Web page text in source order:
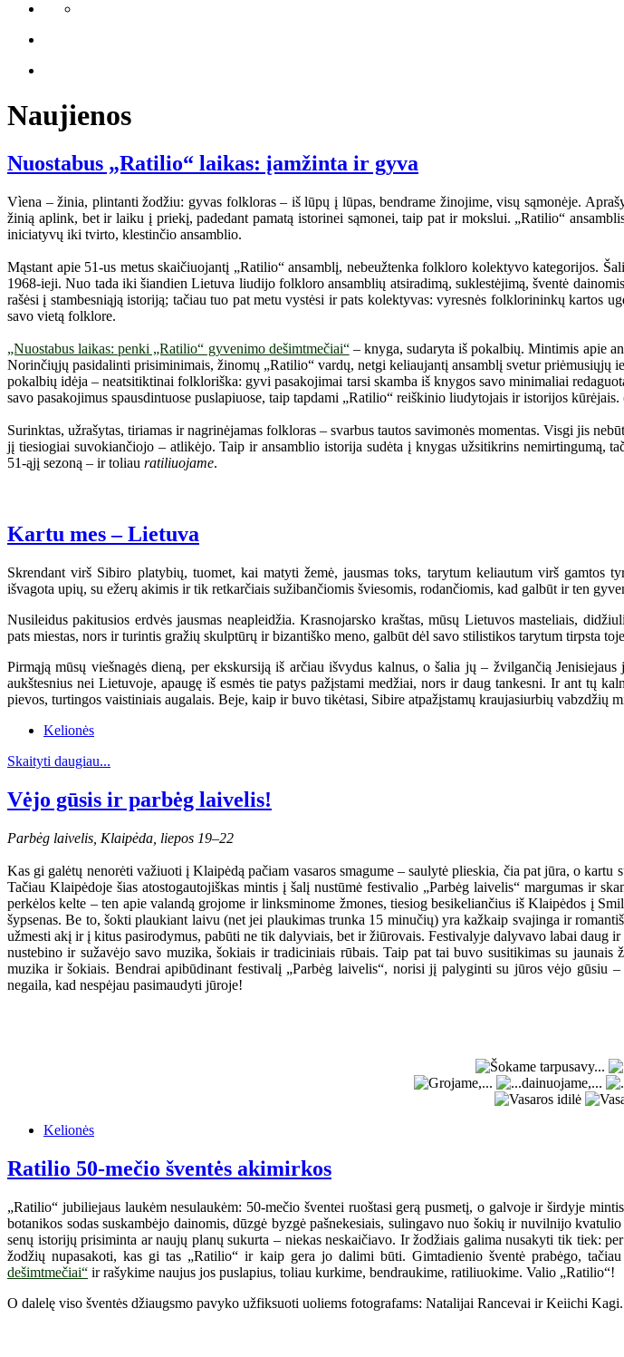
Naujienos
Nuostabus „Ratilio“ laikas: įamžinta ir gyva
Vìena – žinia, plintanti žodžiu: gyvas folkloras – iš lūpų į lūpas, bendrame žinojime, visų sąmonėje.
žinią aplink, bet ir laiku į priekį, padedant pamatą istorinei sąmonei, taip pat ir mokslui. „Ratilio“
iniciatyvų iki tvirto, klestinčio ansamblio.
Mąstant apie 51-us metus skaičiuojantį „Ratilio“ ansamblį, nebeužtenka folkloro kolektyvo kategorijos.
1968-ieji. Nuo tada iki šiandien Lietuva liudijo folkloro ansamblių atsiradimą, suklestėjimą, šventė
rašėsi į stambesniąją istoriją; tačiau tuo pat metu vystėsi ir pats kolektyvas: vyresnės folklorininkų kartos
savo vietą folklore.
„Nuostabus laikas: penki „Ratilio“ gyvenimo dešimtmečiai“– knyga, sudaryta iš pokalbių. Mintimis apie
Norinčiųjų pasidalinti prisiminimais, žinomų „Ratilio“ vardų, netgi keliaujantį ansamblį svetur priėmusiųjų
pokalbių idėja – neatsitiktinai folkloriška: gyvi pasakojimai tarsi skamba iš knygos savo minimaliai
savo pasakojimus spausdintuose puslapiuose, taip tapdami „Ratilio“ reiškinio liudytojais ir istorijos
Surinktas, užrašytas, tiriamas ir nagrinėjamas folkloras – svarbus tautos savimonės momentas. Visgi jis
jį tiesiogiai suvokiančiojo – atlikėjo. Taip ir ansamblio istorija sudėta į knygas užsitikrins nemirtingumą,
51-ąjį sezoną – ir toliau ratiliuojame.
Kartu mes – Lietuva
Skrendant virš Sibiro platybių, tuomet, kai matyti žemė, jausmas toks, tarytum keliautum virš
išvagota upių, su ežerų akimis ir tik retkarčiais sužibančiomis šviesomis, rodančiomis, kad galbūt ir ten
Nusileidus pakitusios erdvės jausmas neapleidžia. Krasnojarsko kraštas, mūsų Lietuvos masteliais,
pats miestas, nors ir turintis gražių skulptūrų ir bizantiško meno, galbūt dėl savo stilistikos tarytum tirpsta
Pirmąją mūsų viešnagės dieną, per ekskursiją iš arčiau išvydus kalnus, o šalia jų – žvilgančią
aukštesnius nei Lietuvoje, apaugę iš esmės tie patys pažįstami medžiai, nors ir daug tankesni. Ir ant tų
pievos, turtingos vaistiniais augalais. Beje, kaip ir buvo tikėtasi, Sibire atpažįstamų kraujasiurbių vabzdžių
Kelionės
Skaityti daugiau...
Vėjo gūsis ir parbėg laivelis!
Parbėg laivelis, Klaipėda, liepos 19–22
Kas gi galėtų nenorėti važiuoti į Klaipėdą pačiam vasaros smagume – saulytė plieskia, čia pat jūra, o
Tačiau Klaipėdoje šias atostogautojiškas mintis į šalį nustūmė festivalio „Parbėg laivelis“ margumas ir
perkėlos kelte – ten apie valandą grojome ir linksminome žmones, tiesiog besikeliančius iš Klaipėdos į
šypsenas. Be to, šokti plaukiant laivu (net jei plaukimas trunka 15 minučių) yra kažkaip svajinga ir
užmesti akį ir į kitus pasirodymus, pabūti ne tik dalyviais, bet ir žiūrovais. Festivalyje dalyvavo labai
nustebino ir sužavėjo savo muzika, šokiais ir tradiciniais rūbais. Taip pat tai buvo susitikimas su
muzika ir šokiais. Bendrai apibūdinant festivalį „Parbėg laivelis“, norisi jį palyginti su jūros vėjo
negaila, kad nespėjau pasimaudyti jūroje!
Kelionės
Ratilio 50-mečio šventės akimirkos
„Ratilio“ jubiliejaus laukėm nesulaukėm: 50-mečio šventei ruoštasi gerą pusmetį, o galvoje ir širdyje
botanikos sodas suskambėjo dainomis, dūzgė byzgė pašnekesiais, sulingavo nuo šokių ir nuvilnijo
senų istorijų prisiminta ar naujų planų sukurta – niekas neskaičiavo. Ir žodžiais galima nusakyti tik tiek:
žodžių nupasakoti, kas gi tas „Ratilio“ ir kaip gera jo dalimi būti. Gimtadienio šventė prabėgo,
dešimtmečiai“ ir rašykime naujus jos puslapius, toliau kurkime, bendraukime, ratiliuokime. Valio „Ratilio“!
O dalelę viso šventės džiaugsmo pavyko užfiksuoti uoliems fotografams: Natalijai Rancevai ir Keiichi Kagi.